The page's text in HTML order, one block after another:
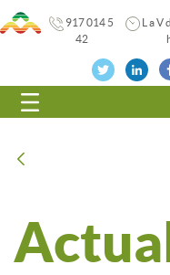
917 014 5
42
L a V